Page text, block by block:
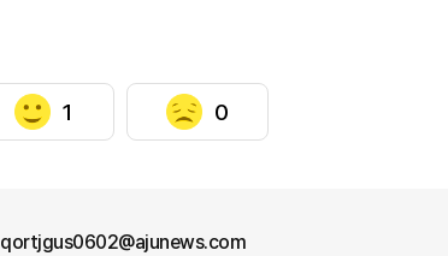
1 0
qortjgus0602@ajunews.com